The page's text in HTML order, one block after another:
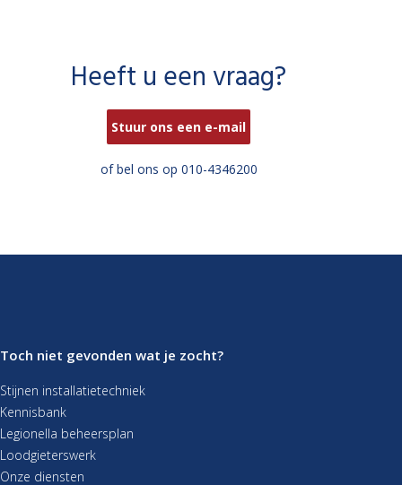
Heeft u een vraag?
Stuur ons een e-mail
of bel ons op 010-4346200
Toch niet gevonden wat je zocht?
Stijnen installatietechniek
Kennisbank
Legionella beheersplan
Loodgieterswerk
Onze diensten